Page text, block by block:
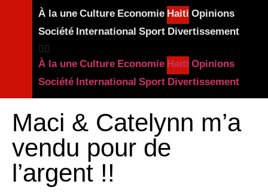
À la une Culture Economie Haiti Opinions
Société International Sport Divertissement
À la une Culture Economie Haiti Opinions
Société International Sport Divertissement
Maci & Catelynn m’a
vendu pour de
l’argent !!